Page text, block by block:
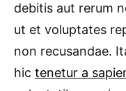
debitis aut rerum
ut et voluptates
non recusandae.
hic tenetur a